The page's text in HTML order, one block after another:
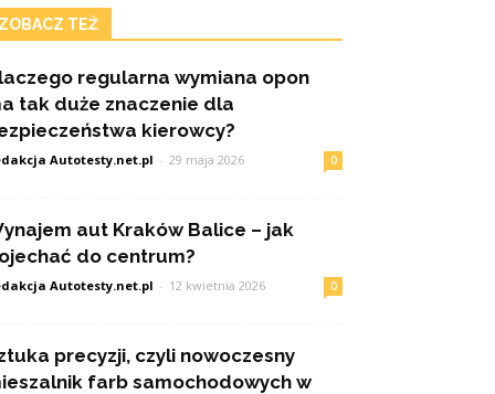
ZOBACZ TEŻ
regularna wymiana opon
tak duże znaczenie dla
kierowcy?
Autotesty.net.pl - 29 maja 2026 0
aut Kraków Balice – jak
do centrum?
Autotesty.net.pl - 12 kwietnia 2026 0
precyzji, czyli nowoczesny
farb samochodowych w